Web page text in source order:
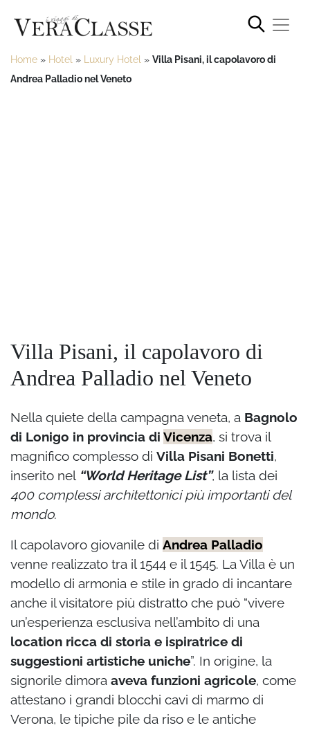
Home » Hotel » Luxury Hotel » Villa Pisani, il capolavoro di
Andrea Palladio nel Veneto
Villa Pisani, il capolavoro di
Andrea Palladio nel Veneto
Nella quiete della campagna veneta, a Bagnolo
di Lonigo in provincia di Vicenza, si trova il
magnifico complesso di Villa Pisani Bonetti,
inserito nel “World Heritage List”, la lista dei
400 complessi architettonici più importanti del
mondo.
Il capolavoro giovanile di Andrea Palladio
venne realizzato tra il 1544 e il 1545. La Villa è un
modello di armonia e stile in grado di incantare
anche il visitatore più distratto che può “vivere
un’esperienza esclusiva nell’ambito di una
location ricca di storia e ispiratrice di
suggestioni artistiche uniche”. In origine, la
signorile dimora aveva funzioni agricole, come
attestano i grandi blocchi cavi di marmo di
Verona, le tipiche pile da riso e le antiche